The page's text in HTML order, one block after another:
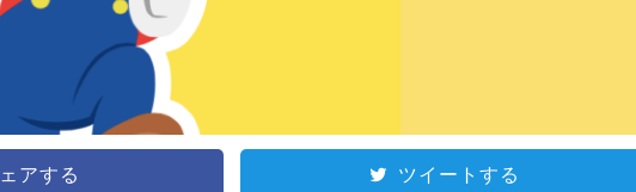
アする ツイートする